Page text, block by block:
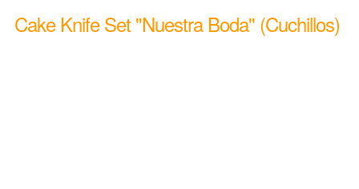
Cake Knife Set ''Nuestra Boda'' (Cuchillos)